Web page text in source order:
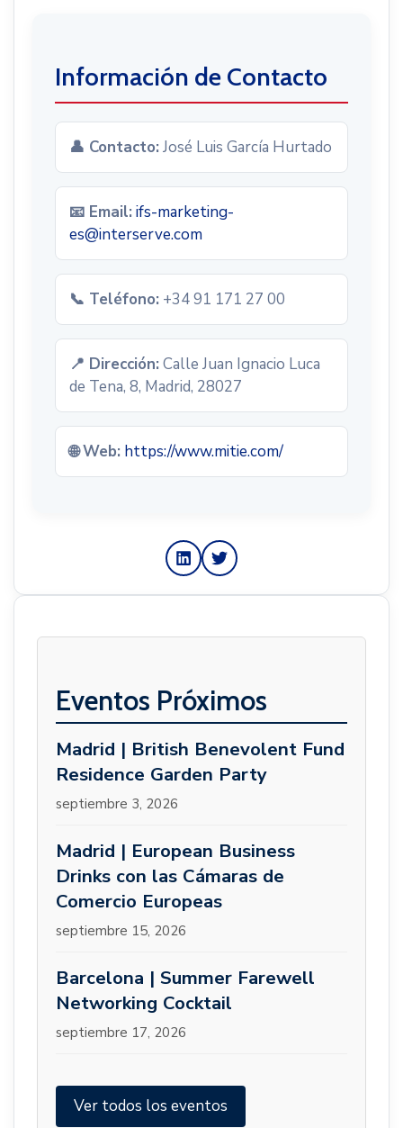
Información de Contacto
👤 Contacto: José Luis García Hurtado
📧 Email: ifs-marketing-
es@interserve.com
📞 Teléfono: +34 91 171 27 00
📍 Dirección: Calle Juan Ignacio Luca
de Tena, 8, Madrid, 28027
🌐 Web: https://www.mitie.com/
Eventos Próximos
Madrid | British Benevolent Fund
Residence Garden Party
septiembre 3, 2026
Madrid | European Business
Drinks con las Cámaras de
Comercio Europeas
septiembre 15, 2026
Barcelona | Summer Farewell
Networking Cocktail
septiembre 17, 2026
Ver todos los eventos